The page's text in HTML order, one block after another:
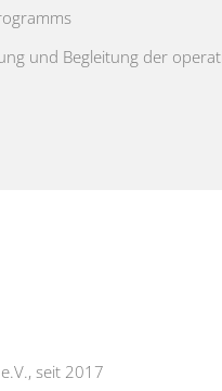
und Begleitung der
seit 2017